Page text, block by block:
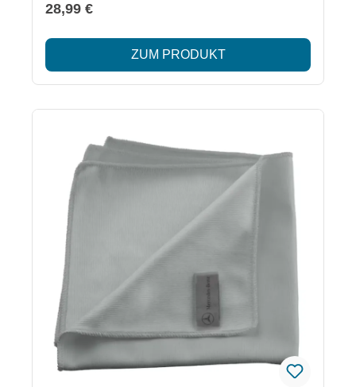
oder Radbolzen anzugreifen. Ideal für eine schnelle
und sichere Pflege Ihrer Felgen. Lieferumfang: 1x
Felgenreiniger 500 ml Besonderheiten: Entfernt
aggressiven Bremsstaub und Ölrückstände
Radbolzen Hinweise zu Gefahren und Erste-Hilfe-
Enthält Natriummercaptoacetat (EH208) – kann
allergische Reaktionen
hervorrufen.EUH210 Sicherheitsinformationen im
beiliegenden Datenblatt.
28,99 €
ZUM PRODUKT